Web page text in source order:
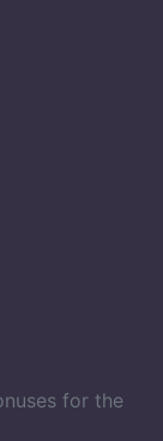
for the